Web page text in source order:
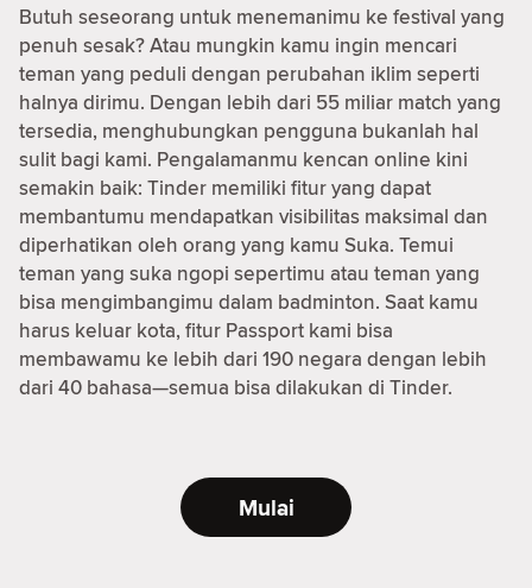
Butuh seseorang untuk menemanimu ke festival yang
penuh sesak? Atau mungkin kamu ingin mencari
teman yang peduli dengan perubahan iklim seperti
halnya dirimu. Dengan lebih dari 55 miliar match yang
tersedia, menghubungkan pengguna bukanlah hal
sulit bagi kami. Pengalamanmu kencan online kini
semakin baik: Tinder memiliki fitur yang dapat
membantumu mendapatkan visibilitas maksimal dan
diperhatikan oleh orang yang kamu Suka. Temui
teman yang suka ngopi sepertimu atau teman yang
bisa mengimbangimu dalam badminton. Saat kamu
harus keluar kota, fitur Passport kami bisa
membawamu ke lebih dari 190 negara dengan lebih
dari 40 bahasa—semua bisa dilakukan di Tinder.
Mulai